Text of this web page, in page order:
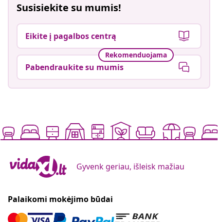
Susisiekite su mumis!
Eikite į pagalbos centrą
Rekomenduojama
Pabendraukite su mumis
Gyvenk geriau, išleisk mažiau
Palaikomi mokėjimo būdai